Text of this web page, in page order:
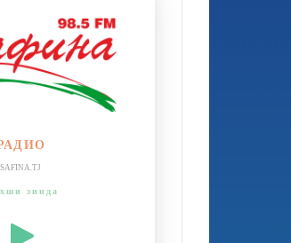
SAFINA.TJ
зинда